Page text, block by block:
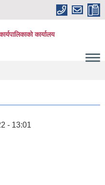
कार्यालय
- 13:01